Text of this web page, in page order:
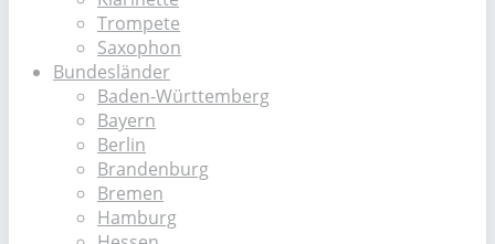
Trompete
Saxophon
Bundesländer
Baden-Württemberg
Bayern
Berlin
Brandenburg
Bremen
Hamburg